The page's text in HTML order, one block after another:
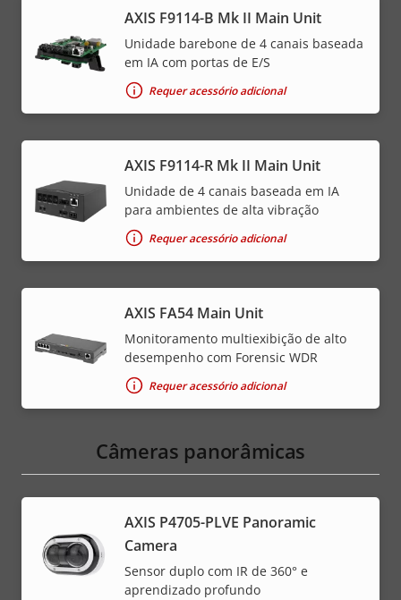
AXIS F9114-B Mk II Main Unit
Unidade barebone de 4 canais baseada
em IA com portas de E/S
Requer acessório adicional
AXIS F9114-R Mk II Main Unit
Unidade de 4 canais baseada em IA
para ambientes de alta vibração
Requer acessório adicional
AXIS FA54 Main Unit
Monitoramento multiexibição de alto
desempenho com Forensic WDR
Requer acessório adicional
Câmeras panorâmicas
AXIS P4705-PLVE Panoramic
Camera
Sensor duplo com IR de 360° e
aprendizado profundo